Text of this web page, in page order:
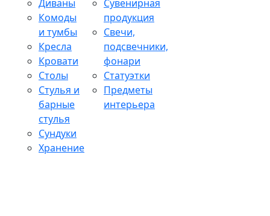
Диваны
Комоды
и тумбы
Кресла
Кровати
Столы
Стулья и
барные
стулья
Сундуки
Хранение
Сувенирная
продукция
Свечи,
подсвечники,
фонари
Статуэтки
Предметы
интерьера